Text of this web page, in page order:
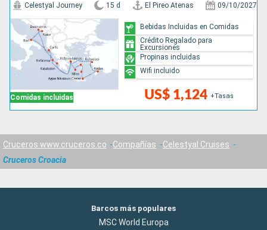
Comidas incluidas
Celestyal Journey 15 d El Pireo Atenas 09/10/2027
US$ 1,124 +Tasas
Bebidas Incluidas en Comidas
Crédito Regalado para
Excursiones
Propinas incluidas
Wifi incluido
Cruceros www.cruceros.co Compañías
Celestyal Cruises
Cruceros Croacia
Barcos más populares
MSC World Europa